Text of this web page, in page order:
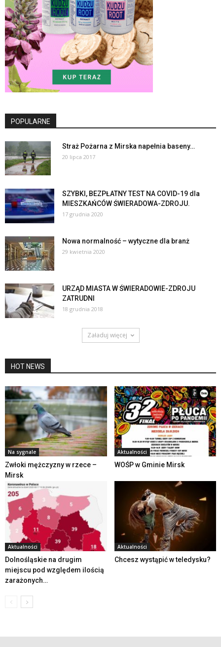
POPULARNE
Straż Pożarna z Mirska napełnia baseny…
20 lipca 2017
SZYBKI, BEZPŁATNY TEST NA COVID-19 dla
MIESZKAŃCÓW ŚWIERADOWA-ZDROJU.
17 grudnia 2020
Nowa normalność – wytyczne dla branż
29 kwietnia 2020
URZĄD MIASTA W ŚWIERADOWIE-ZDROJU
ZATRUDNI
18 grudnia 2018
Załaduj więcej
HOT NEWS
Na sygnale
Zwłoki mężczyzny w rzece –
Mirsk
Aktualności
WOŚP w Gminie Mirsk
Aktualności
Dolnośląskie na drugim
miejscu pod względem ilością
zarażonych…
Aktualności
Chcesz wystąpić w teledysku?